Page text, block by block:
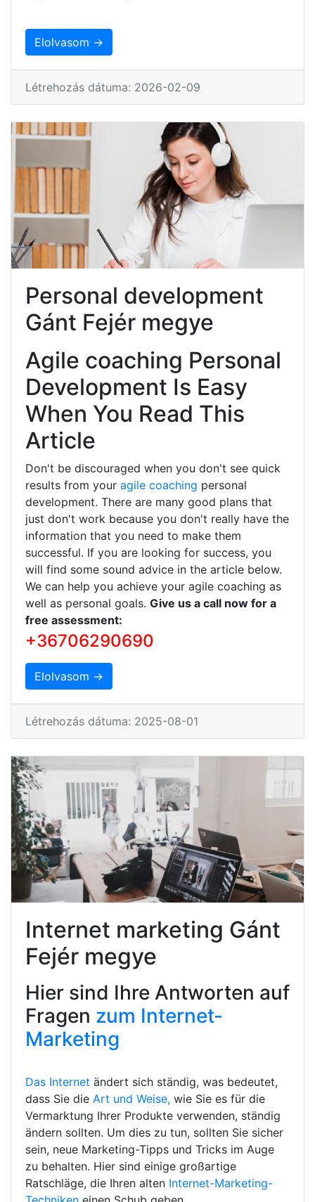
Elolvasom →
Létrehozás dátuma: 2026-02-09
Personal development
Gánt Fejér megye
Agile coaching Personal
Development Is Easy
When You Read This
Article
Don't be discouraged when you don't see quick
results from your agile coaching personal
development. There are many good plans that
just don't work because you don't really have the
information that you need to make them
successful. If you are looking for success, you
will find some sound advice in the article below.
We can help you achieve your agile coaching as
well as personal goals. Give us a call now for a
free assessment:
+36706290690
Elolvasom →
Létrehozás dátuma: 2025-08-01
Internet marketing Gánt
Fejér megye
Hier sind Ihre Antworten auf
Fragen zum Internet-
Marketing
Das Internet ändert sich ständig, was bedeutet,
dass Sie die Art und Weise, wie Sie es für die
Vermarktung Ihrer Produkte verwenden, ständig
ändern sollten. Um dies zu tun, sollten Sie sicher
sein, neue Marketing-Tipps und Tricks im Auge
zu behalten. Hier sind einige großartige
Ratschläge, die Ihren alten Internet-Marketing-